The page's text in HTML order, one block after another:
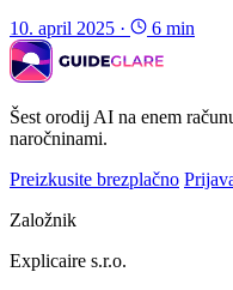
10. april 2025 · 6 min
Šest orodij AI na enem
naročninami.
Preizkusite brezplačno
Založnik
Explicaire s.r.o.